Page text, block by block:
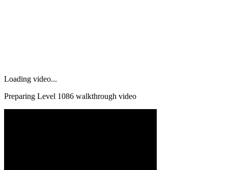
Loading video...
Preparing Level 1086 walkthrough video